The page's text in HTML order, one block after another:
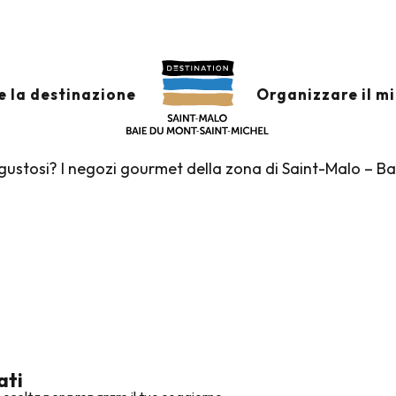
la destinazione Organizzare il
Ajouter aux
I negozi gourmet della zona di Saint-Malo –